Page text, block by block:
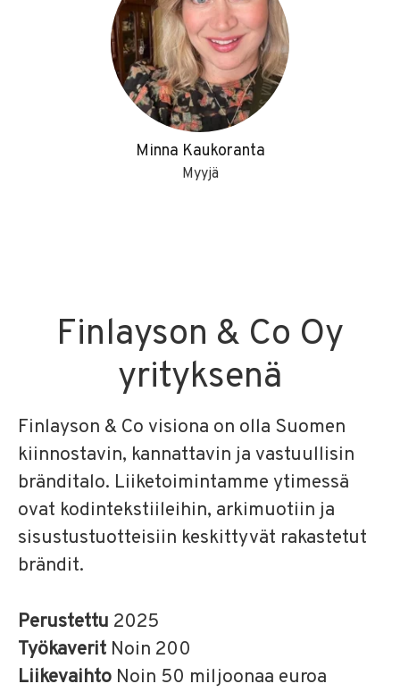
Minna Kaukoranta
Myyjä
Finlayson & Co Oy
yrityksenä
Finlayson & Co visiona on olla Suomen
kiinnostavin, kannattavin ja vastuullisin
bränditalo. Liiketoimintamme ytimessä
ovat kodintekstiileihin, arkimuotiin ja
sisustustuotteisiin keskittyvät rakastetut
brändit.
Perustettu 2025
Työkaverit Noin 200
Liikevaihto Noin 50 miljoonaa euroa